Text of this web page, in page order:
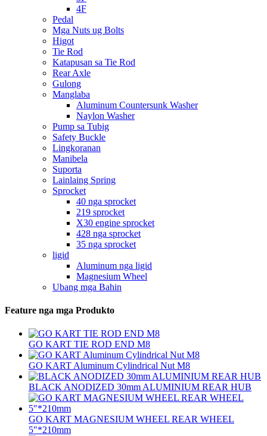
4F
Pedal
Mga Nuts ug Bolts
Higot
Tie Rod
Katapusan sa Tie Rod
Rear Axle
Gulong
Manglaba
Aluminum Countersunk Washer
Naylon Washer
Pump sa Tubig
Safety Buckle
Lingkoranan
Manibela
Suporta
Lainlaing Spring
Sprocket
40 nga sprocket
219 sprocket
X30 engine sprocket
428 nga sprocket
35 nga sprocket
ligid
Aluminum nga ligid
Magnesium Wheel
Ubang mga Bahin
Feature nga mga Produkto
GO KART TIE ROD END M8
GO KART Aluminum Cylindrical Nut M8
BLACK ANODIZED 30mm ALUMINIUM REAR HUB
GO KART MAGNESIUM WHEEL REAR WHEEL
5″*210mm